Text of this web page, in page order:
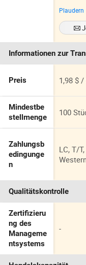
len für
en,
EVA-
aterial
Plaudern
Informationen zur
Preis 1,98 $
Mindestbe
stellmenge
100
Zahlungsb
edingunge
n
LC, T/T,
Qualitätskontrolle
Zertifizieru
ng des
Manageme
ntsystems
-